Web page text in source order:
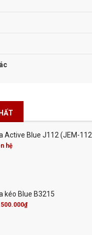
Active Blue J112 (JEM-
hệ
kéo Blue B3215